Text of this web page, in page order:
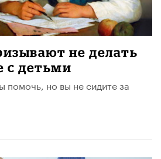
не делать
с детьми
помочь, но вы не сидите за